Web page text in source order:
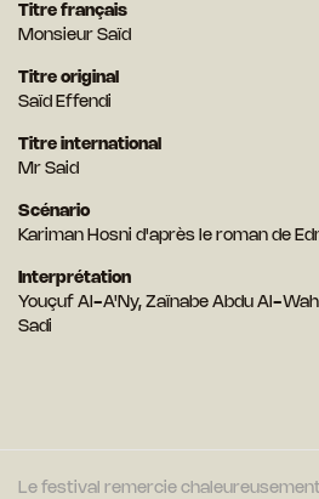
Titre français
Monsieur Saïd
Titre original
Saïd Effendi
Titre international
Mr Said
Scénario
Kariman Hosni d'après le roman de
Interprétation
Youçuf AI-A'Ny, Zaïnabe Abdu Al-
Sadi
Le festival remercie